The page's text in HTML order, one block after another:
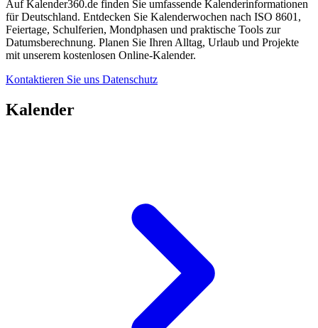
Auf Kalender360.de finden Sie umfassende Kalenderinformationen
für Deutschland. Entdecken Sie Kalenderwochen nach ISO 8601,
Feiertage, Schulferien, Mondphasen und praktische Tools zur
Datumsberechnung. Planen Sie Ihren Alltag, Urlaub und Projekte
mit unserem kostenlosen Online-Kalender.
Kontaktieren Sie uns Datenschutz
Kalender